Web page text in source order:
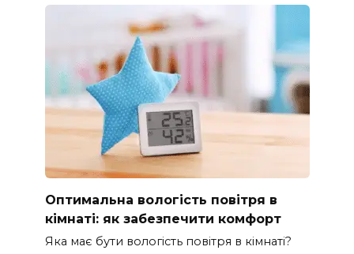
Оптимальна вологість повітря в
кімнаті: як забезпечити комфорт
Яка має бути вологість повітря в кімнаті?